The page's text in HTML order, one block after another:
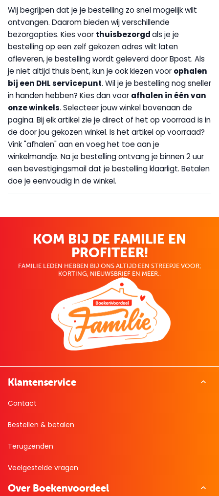
Wij begrijpen dat je je bestelling zo snel mogelijk wilt
ontvangen. Daarom bieden wij verschillende
bezorgopties. Kies voor thuisbezorgdals je je
bestelling op een zelf gekozen adres wilt laten
afleveren, je bestelling wordt geleverd door Bpost. Als
je niet altijd thuis bent, kun je ook kiezen voor ophalen
bij een DHL servicepunt. Wil je je bestelling nog sneller
in handen hebben? Kies dan voor afhalen in één van
onze winkels. Selecteer jouw winkel bovenaan de
pagina. Bij elk artikel zie je direct of het op voorraad is in
de door jou gekozen winkel. Is het artikel op voorraad?
Vink "afhalen" aan en voeg het toe aan je
winkelmandje. Na je bestelling ontvang je binnen 2 uur
een bevestigingsmail dat je bestelling klaarligt. Betalen
doe je eenvoudig in de winkel.
KOM BIJ DE FAMILIE EN
PROFITEER!
FAMILIE LEDEN HEBBEN BIJ ONS ALTIJD EEN STREEPJE VOOR;
KORTING, NIEUWSBRIEF EN MEER..
Klantenservice
Contact
Bestellen & betalen
Terugzenden
Veelgestelde vragen
Over Boekenvoordeel